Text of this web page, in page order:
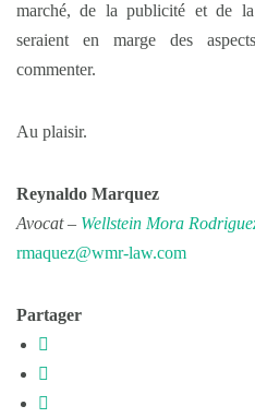
marché, de la publicité et de
seraient en marge des
commenter.
Au plaisir.
Reynaldo Marquez
Avocat – Wellstein Mora
rmaquez@wmr-law.com
Partager